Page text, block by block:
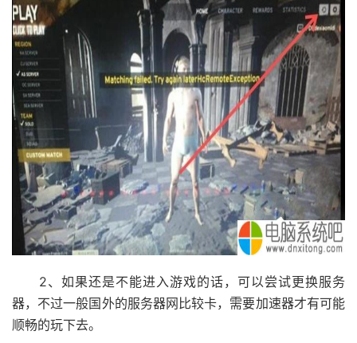
2、如果还是不能进入游戏的话，可以尝试更换服务
器，不过一般国外的服务器网比较卡，需要加速器才有可能
顺畅的玩下去。